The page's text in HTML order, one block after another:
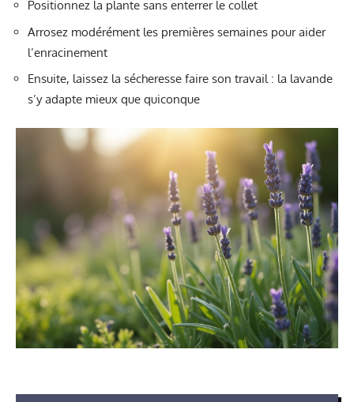
Positionnez la plante sans enterrer le collet
Arrosez modérément les premières semaines pour aider
l’enracinement
Ensuite, laissez la sécheresse faire son travail : la lavande
s’y adapte mieux que quiconque